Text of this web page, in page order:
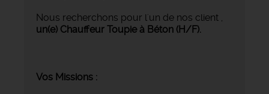
Nous recherchons pour l'un de nos client ,
un(e) Chauffeur Toupie à Béton (H/F).
Vos Missions :